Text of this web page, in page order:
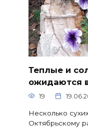
Теплые и
ожидаются
19
Несколько
Октябрьскому